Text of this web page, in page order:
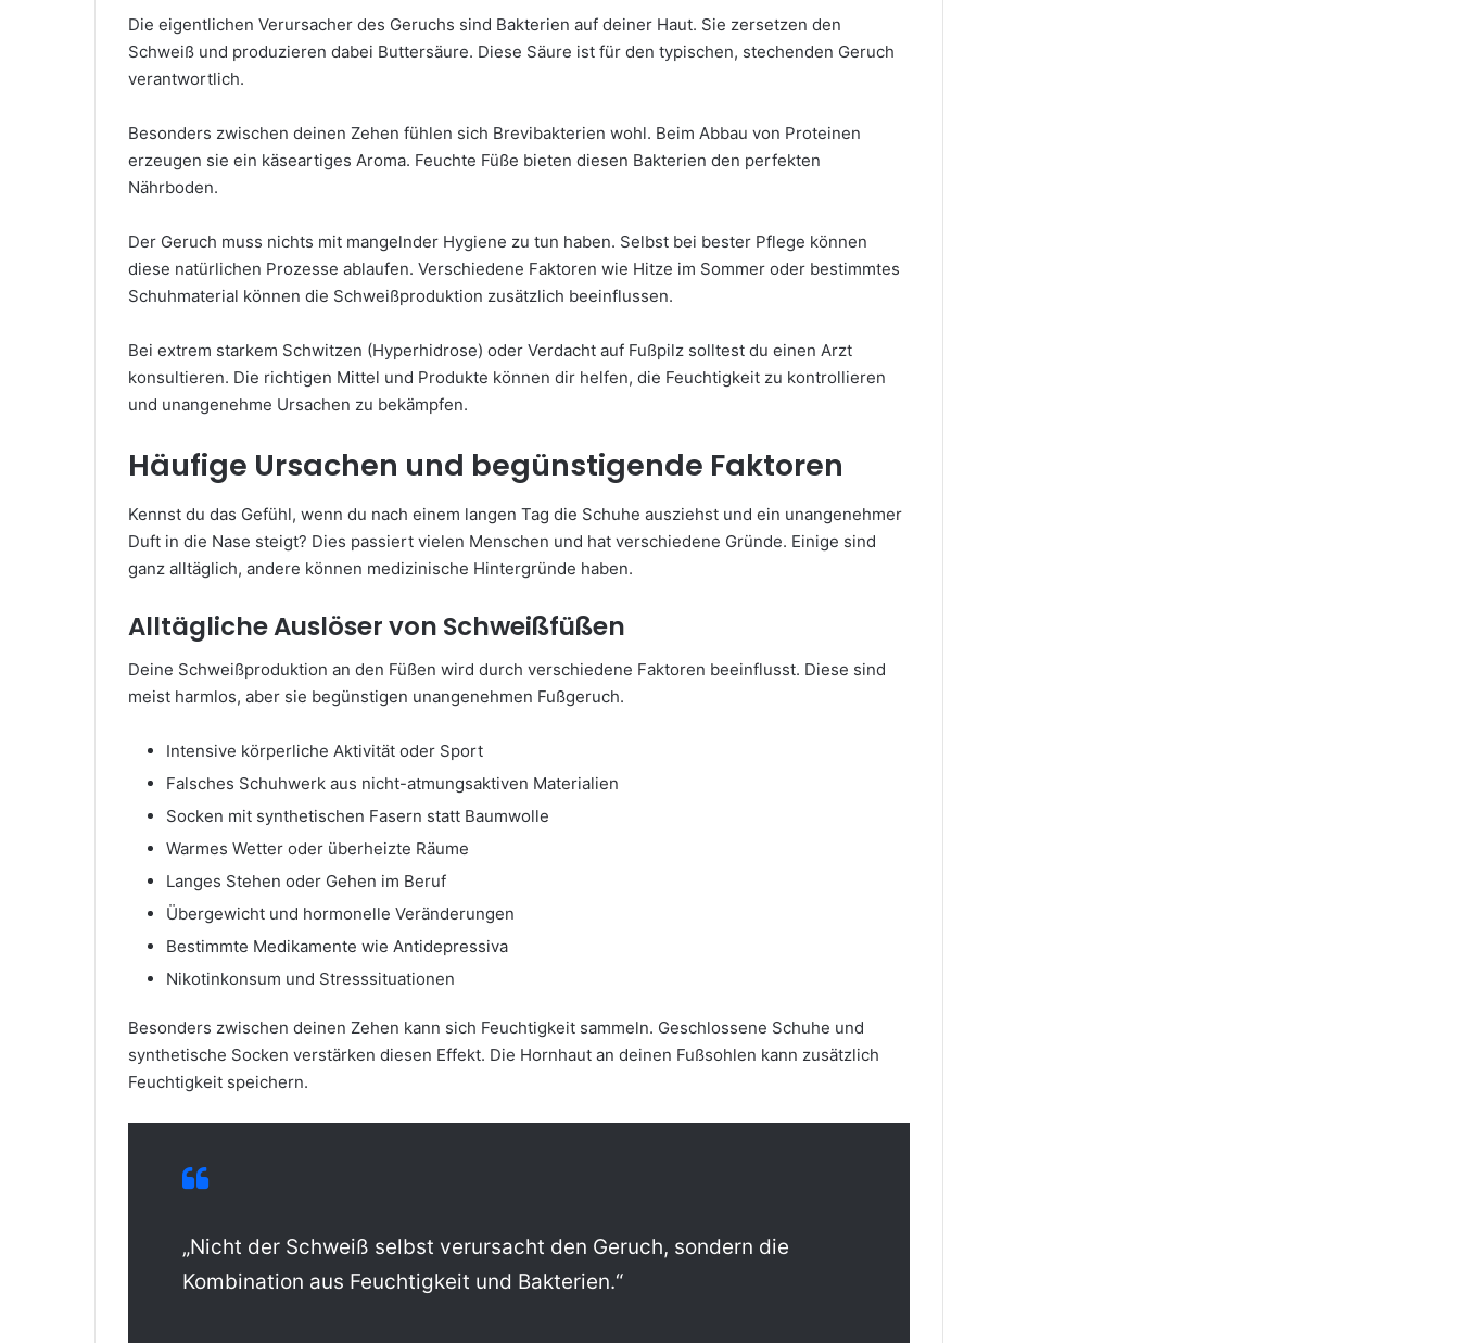
Die eigentlichen Verursacher des Geruchs sind Bakterien auf deiner Haut. Sie zersetzen den
Schweiß und produzieren dabei Buttersäure. Diese Säure ist für den typischen, stechenden Geruch
verantwortlich.
Besonders zwischen deinen Zehen fühlen sich Brevibakterien wohl. Beim Abbau von Proteinen
erzeugen sie ein käseartiges Aroma. Feuchte Füße bieten diesen Bakterien den perfekten
Nährboden.
Der Geruch muss nichts mit mangelnder Hygiene zu tun haben. Selbst bei bester Pflege können
diese natürlichen Prozesse ablaufen. Verschiedene Faktoren wie Hitze im Sommer oder bestimmtes
Schuhmaterial können die Schweißproduktion zusätzlich beeinflussen.
Bei extrem starkem Schwitzen (Hyperhidrose) oder Verdacht auf Fußpilz solltest du einen Arzt
konsultieren. Die richtigen Mittel und Produkte können dir helfen, die Feuchtigkeit zu kontrollieren
und unangenehme Ursachen zu bekämpfen.
Häufige Ursachen und begünstigende Faktoren
Kennst du das Gefühl, wenn du nach einem langen Tag die Schuhe ausziehst und ein unangenehmer
Duft in die Nase steigt? Dies passiert vielen Menschen und hat verschiedene Gründe. Einige sind
ganz alltäglich, andere können medizinische Hintergründe haben.
Alltägliche Auslöser von Schweißfüßen
Deine Schweißproduktion an den Füßen wird durch verschiedene Faktoren beeinflusst. Diese sind
meist harmlos, aber sie begünstigen unangenehmen Fußgeruch.
Intensive körperliche Aktivität oder Sport
Falsches Schuhwerk aus nicht-atmungsaktiven Materialien
Socken mit synthetischen Fasern statt Baumwolle
Warmes Wetter oder überheizte Räume
Langes Stehen oder Gehen im Beruf
Übergewicht und hormonelle Veränderungen
Bestimmte Medikamente wie Antidepressiva
Nikotinkonsum und Stresssituationen
Besonders zwischen deinen Zehen kann sich Feuchtigkeit sammeln. Geschlossene Schuhe und
synthetische Socken verstärken diesen Effekt. Die Hornhaut an deinen Fußsohlen kann zusätzlich
Feuchtigkeit speichern.
„Nicht der Schweiß selbst verursacht den Geruch, sondern die
Kombination aus Feuchtigkeit und Bakterien.“